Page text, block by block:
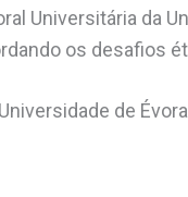
Universitária da
os desafios
de